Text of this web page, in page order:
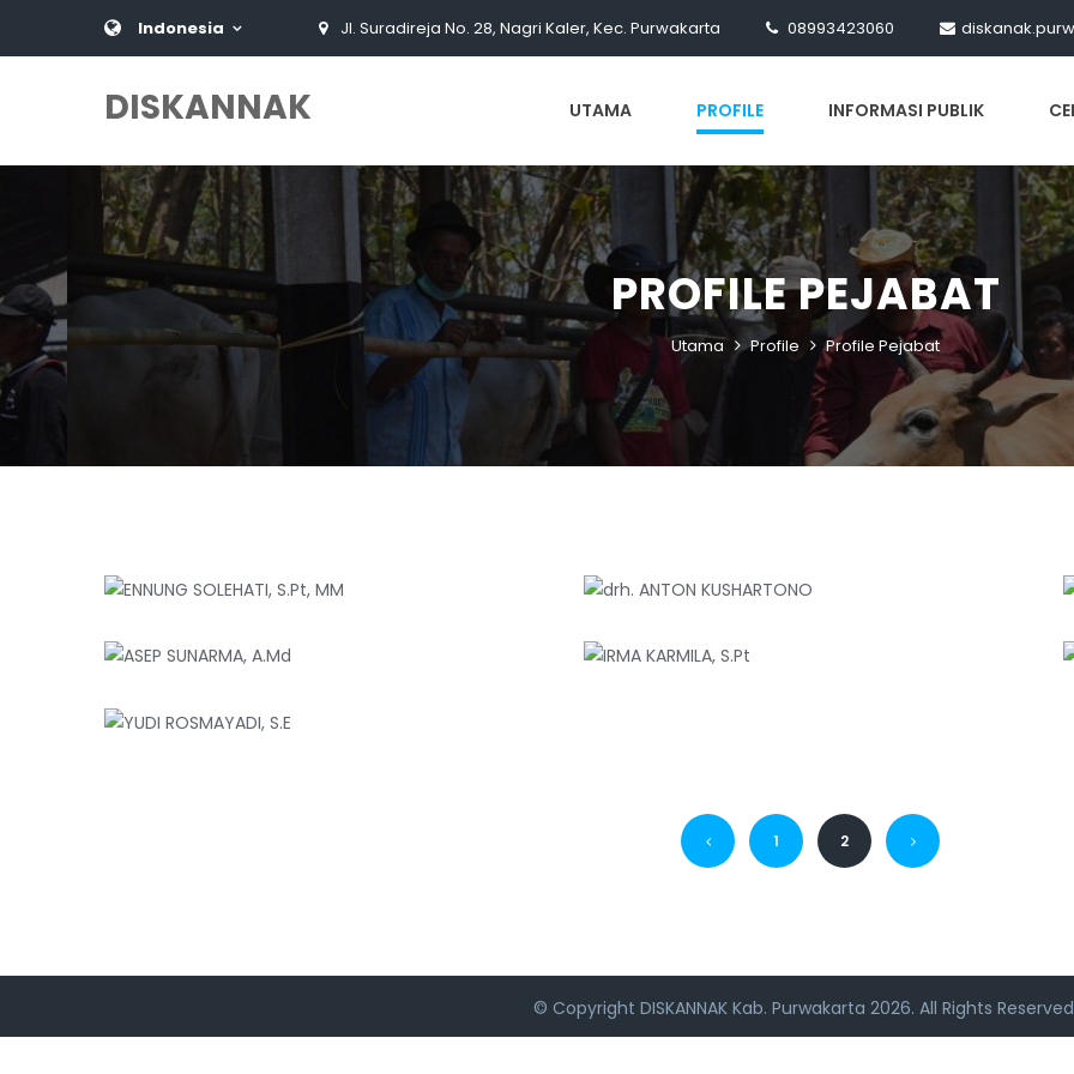
Indonesia Jl. Suradireja No. 28, Nagri Kaler, Kec. Purwakarta 08993423060
DISKANNAK UTAMA PROFILE INFORMASI PUBLIK
PROFILE PEJABAT
Utama Profile Profile Pejabat
1 2
© Copyright DISKANNAK Kab. Purwakarta 2026. All Rights